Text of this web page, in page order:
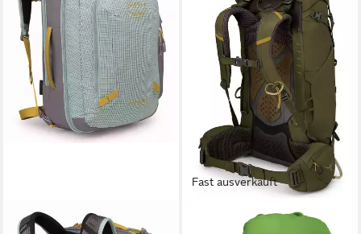
OSPREY
Fast ausverkauft